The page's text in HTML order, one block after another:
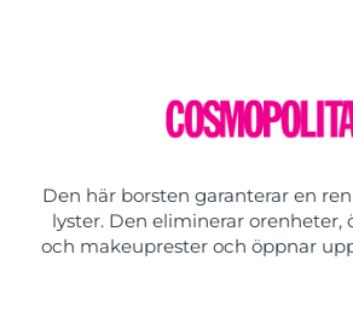
Den här borsten garanterar en
lyster. Den eliminerar orenheter,
och makeuprester och öppnar